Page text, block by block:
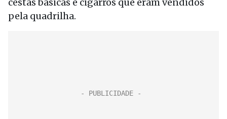
pela quadrilha.